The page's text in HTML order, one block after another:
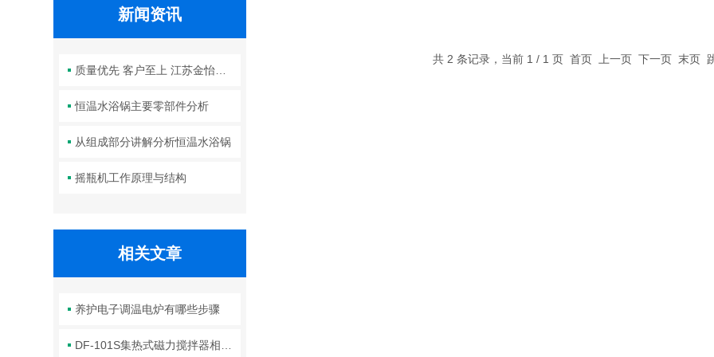
新闻资讯
恒温水浴锅主要零部件分析
从组成部分讲解分析恒温水浴锅
摇瓶机工作原理与结构
相关文章
养护电子调温电炉有哪些步骤
共 2 条记录，当前 1 / 1 页 首页 上一页 下一页 末页